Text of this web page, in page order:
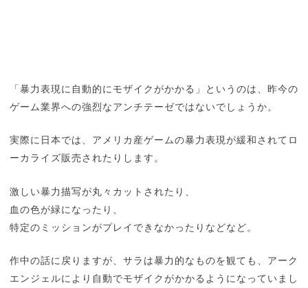
「暴力表現に自動的にモザイクがかかる」というのは、昨今の
ゲーム業界への強烈なアンチテーゼではないでしょうか。
実際に日本では、アメリカ産ゲームの暴力表現が緩和されてロ
ーカライズ販売されたりします。
激しい暴力描写が丸々カットされたり、
血の色が緑になったり、
特定のミッションがプレイできなかったりなどなど。
作中の話に戻りますが、サラは暴力的なものを観ても、アーク
エンジェルにより自動でモザイクがかかるようになっていまし